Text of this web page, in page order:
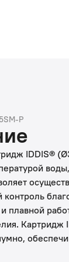
P
IDDIS®
контроль
плавной
Картридж